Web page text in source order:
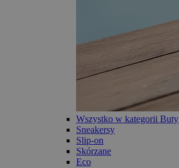
Wszystko w kategorii Buty
Sneakersy
Slip-on
Skórzane
Eco